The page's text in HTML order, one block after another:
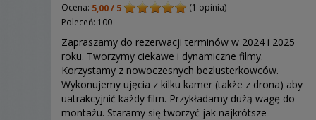
Ocena: 5,00 / 5
(1 opinia)
Poleceń: 100
Zapraszamy do rezerwacji terminów w 2024 i 2025
roku. Tworzymy ciekawe i dynamiczne filmy.
Korzystamy z nowoczesnych bezlusterkowców.
Wykonujemy ujęcia z kilku kamer (także z drona) aby
uatrakcyjnić każdy film. Przykładamy dużą wagę do
montażu. Staramy się tworzyć jak najkrótsze